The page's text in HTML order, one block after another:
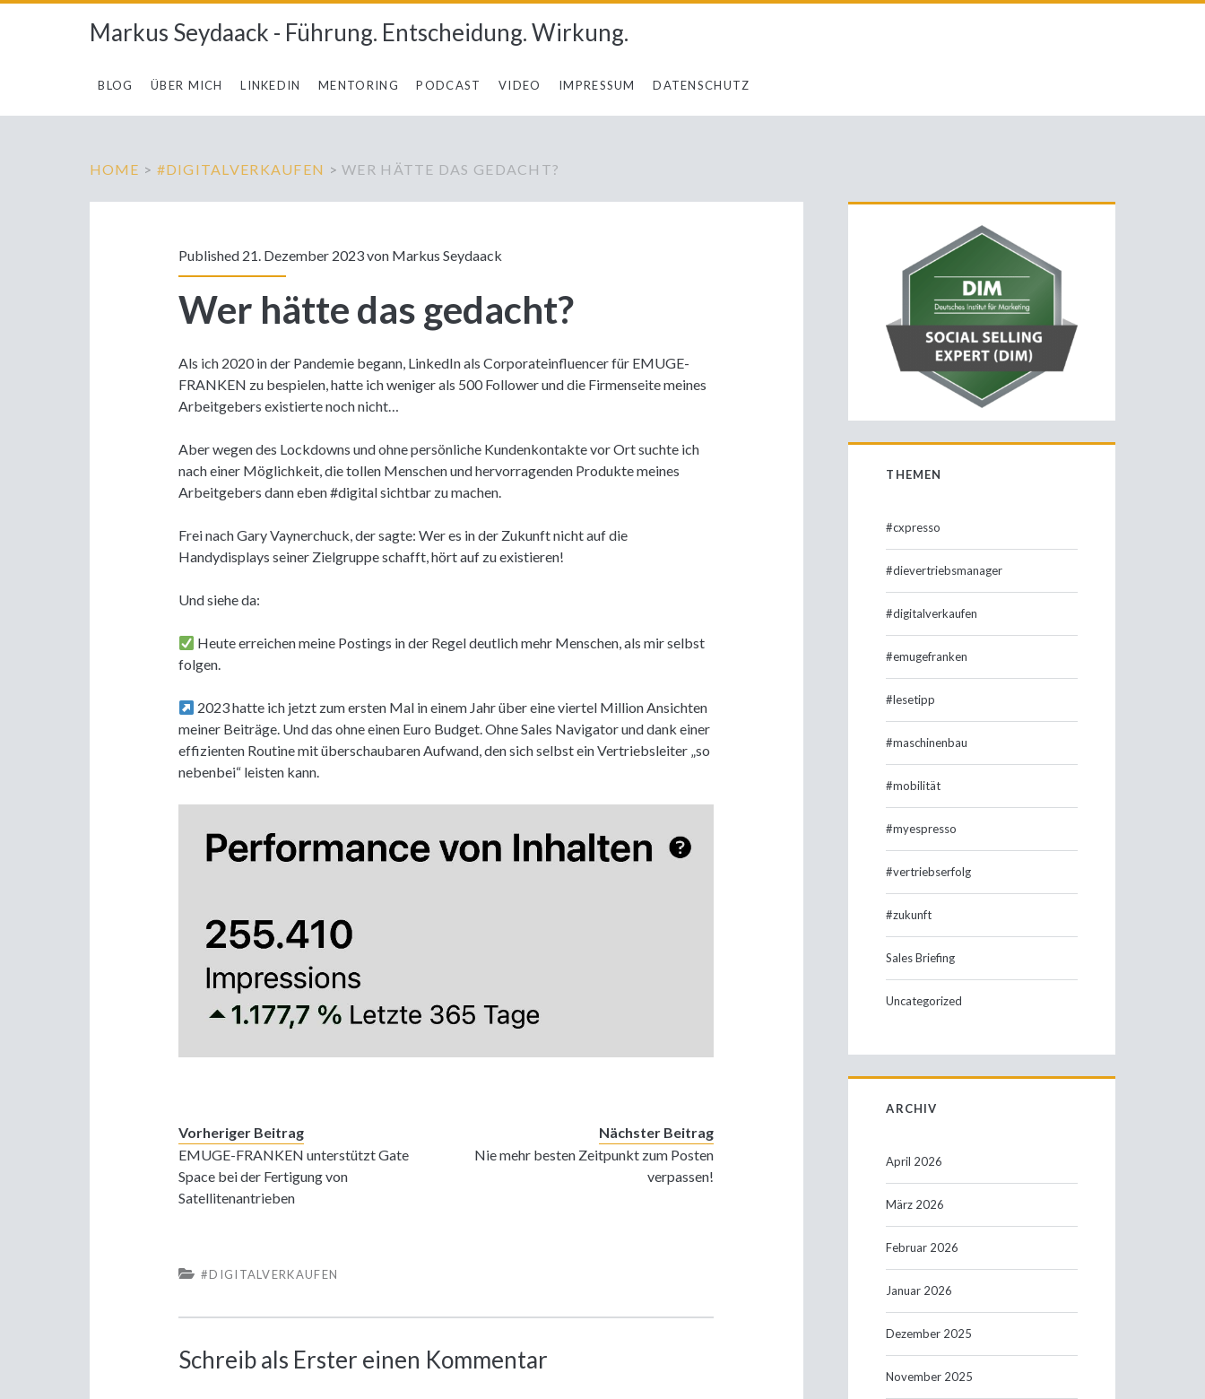
Markus Seydaack - Führung. Entscheidung. Wirkung.
BLOG ÜBER MICH LINKEDIN MENTORING PODCAST VIDEO IMPRESSUM DATENSCHUTZ
HOME > #DIGITALVERKAUFEN >WER HÄTTE DAS GEDACHT?
Published 21. Dezember 2023 von Markus Seydaack
Wer hätte das gedacht?
Als ich 2020 in der Pandemie begann, LinkedIn als Corporateinfluencer für EMUGE-
FRANKEN zu bespielen, hatte ich weniger als 500 Follower und die Firmenseite meines
Arbeitgebers existierte noch nicht…
Aber wegen des Lockdowns und ohne persönliche Kundenkontakte vor Ort suchte ich
nach einer Möglichkeit, die tollen Menschen und hervorragenden Produkte meines
Arbeitgebers dann eben #digital sichtbar zu machen.
Frei nach Gary Vaynerchuck, der sagte: Wer es in der Zukunft nicht auf die
Handydisplays seiner Zielgruppe schafft, hört auf zu existieren!
Und siehe da:
Heute erreichen meine Postings in der Regel deutlich mehr Menschen, als mir selbst
folgen.
2023 hatte ich jetzt zum ersten Mal in einem Jahr über eine viertel Million Ansichten
meiner Beiträge. Und das ohne einen Euro Budget. Ohne Sales Navigator und dank einer
effizienten Routine mit überschaubaren Aufwand, den sich selbst ein Vertriebsleiter „so
nebenbei“ leisten kann.
Vorheriger Beitrag
EMUGE-FRANKEN unterstützt Gate
Space bei der Fertigung von
Satellitenantrieben
Nächster Beitrag
Nie mehr besten Zeitpunkt zum Posten
verpassen!
#DIGITALVERKAUFEN
Schreib als Erster einen Kommentar
Primäre
Sidebar
THEMEN
#cxpresso
#dievertriebsmanager
#digitalverkaufen
#emugefranken
#lesetipp
#maschinenbau
#mobilität
#myespresso
#vertriebserfolg
#zukunft
Sales Briefing
Uncategorized
ARCHIV
April 2026
März 2026
Februar 2026
Januar 2026
Dezember 2025
November 2025